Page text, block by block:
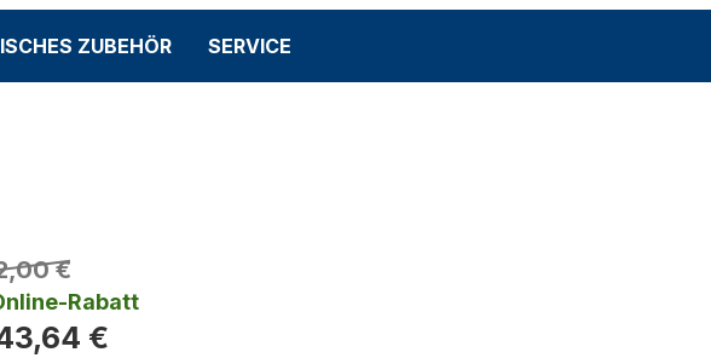
ZUBEHÖR SERVICE
€
Rabatt
€